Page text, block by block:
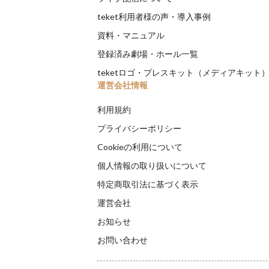
teket利用者様の声・導入事例
資料・マニュアル
登録済み劇場・ホール一覧
teketロゴ・プレスキット（メディアキット）
運営会社情報
利用規約
プライバシーポリシー
Cookieの利用について
個人情報の取り扱いについて
特定商取引法に基づく表示
運営会社
お知らせ
お問い合わせ